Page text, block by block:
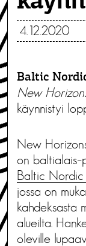
4.12.2020
Baltic
New
käynnistyi
New
on
Baltic Nordic
jossa on
kahdeksasta
alueilta.
oleville